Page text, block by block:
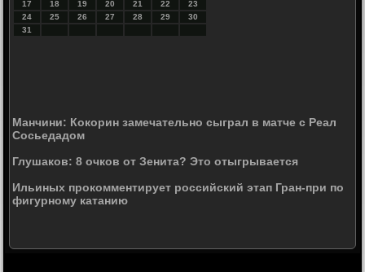
17
18 19 20 21 22
23
24
25 26 27 28 29
30
31
Манчини: Кокорин замечательно сыграл в матче с Реал
Сосьедадом
Глушаков: 8 очков от Зенита? Это отыгрывается
Ильиных прокомментирует российский этап Гран-при по
фигурному катанию